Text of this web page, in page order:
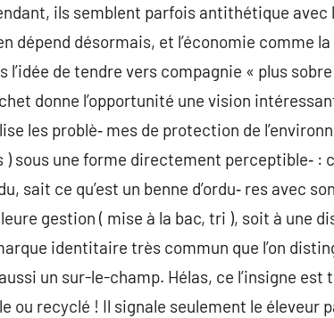
ils semblent parfois antithétique avec
dépend désormais, et l’économie comme
de tendre vers compagnie « plus
donne l’opportunité une vision
les problè‑ mes de protection de
sous une forme directement perceptible‑ :
sait ce qu’est un benne d’ordu‑ res avec
gestion ( mise à la bac, tri ), soit à une
identitaire très commun que l’on
un sur-le-champ. Hélas, ce l’insigne est
ou recyclé ! Il signale seulement le éleveur